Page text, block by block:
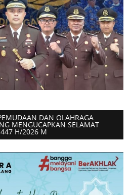
DAN OLAHRAGA
MENGUCAPKAN SELAMAT
H/2026 M